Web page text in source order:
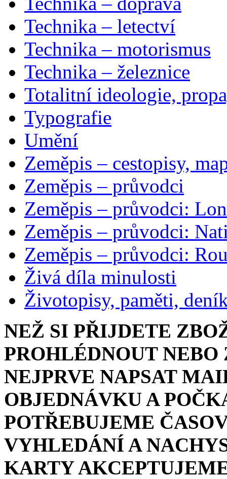
Technika – letectví
Technika – motorismus
Technika – železnice
Totalitní ideologie,
Typografie
Umění
Zeměpis – cestopisy,
Zeměpis – průvodci
Zeměpis – průvodci:
Zeměpis – průvodci:
Zeměpis – průvodci:
Živá díla minulosti
Životopisy, paměti,
NEŽ SI PŘIJDETE
PROHLÉDNOUT
NEJPRVE NAPSAT
OBJEDNÁVKU A
POTŘEBUJEME
VYHLEDÁNÍ A
KARTY